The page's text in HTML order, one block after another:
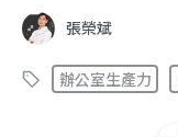
張榮斌
辦公室生產力